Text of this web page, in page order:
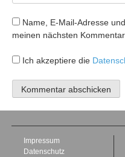
Name, E-Mail-Adresse
meinen nächsten
Ich akzeptiere die
Impressum
Datenschutz